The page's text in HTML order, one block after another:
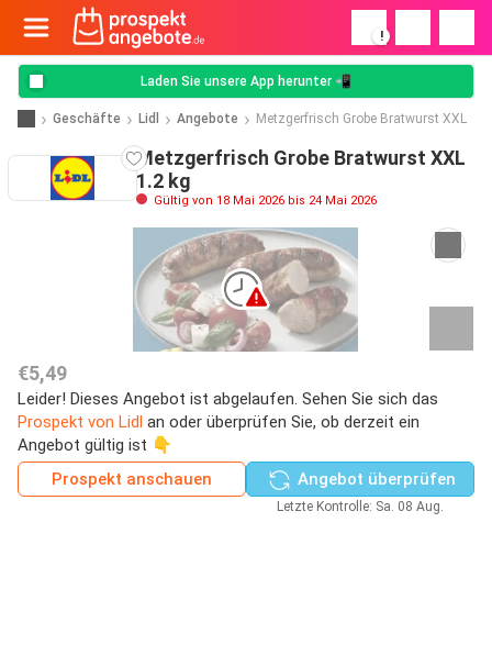
!
Laden Sie unsere App herunter 📲
Geschäfte Lidl Angebote Metzgerfrisch Grobe Bratwurst XXL
Metzgerfrisch Grobe Bratwurst XXL
1.2 kg
Gültig von 18 Mai 2026 bis 24 Mai 2026
€5,49
Leider! Dieses Angebot ist abgelaufen. Sehen Sie sich das
Prospekt von Lidl an oder überprüfen Sie, ob derzeit ein
Angebot gültig ist 👇
Prospekt anschauen
Angebot überprüfen
Letzte Kontrolle: Sa. 08 Aug.